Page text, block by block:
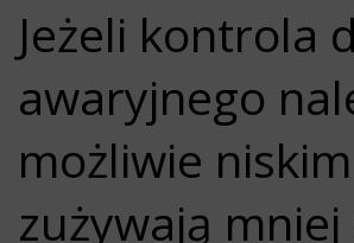
Jeżeli kontrola
awaryjnego
możliwie
zużywają